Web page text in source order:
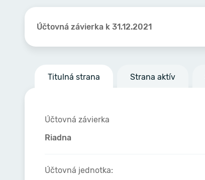
Účtovná závierka k 31.12.2021
Titulná strana Strana aktív
Účtovná závierka
Riadna
Účtovná jednotka: